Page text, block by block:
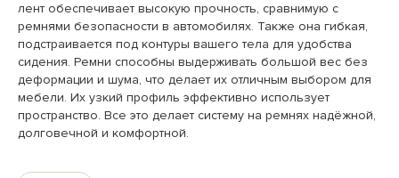
лент обеспечивает высокую прочность, сравнимую с
ремнями безопасности в автомобилях. Также она гибкая,
подстраивается под контуры вашего тела для удобства
сидения. Ремни способны выдерживать большой вес без
деформации и шума, что делает их отличным выбором для
мебели. Их узкий профиль эффективно использует
пространство. Все это делает систему на ремнях надёжной,
долговечной и комфортной.